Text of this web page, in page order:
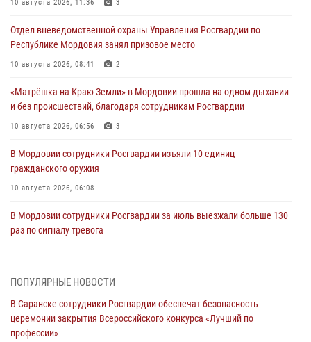
10 августа 2026, 11:36 3
Отдел вневедомственной охраны Управления Росгвардии по
Республике Мордовия занял призовое место
10 августа 2026, 08:41 2
«Матрёшка на Краю Земли» в Мордовии прошла на одном дыхании
и без происшествий, благодаря сотрудникам Росгвардии
10 августа 2026, 06:56 3
В Мордовии сотрудники Росгвардии изъяли 10 единиц
гражданского оружия
10 августа 2026, 06:08
В Мордовии сотрудники Росгвардии за июль выезжали больше 130
раз по сигналу тревога
Спортивные достижения личного состава Управления Росгвардии
08 августа 2026, 06:15
Итоги работы подразделений лицензионно-разрешительной работы
ПОПУЛЯРНЫЕ НОВОСТИ
В Саранске сотрудники Росгвардии обеспечат безопасность
церемонии закрытия Всероссийского конкурса «Лучший по
профессии»